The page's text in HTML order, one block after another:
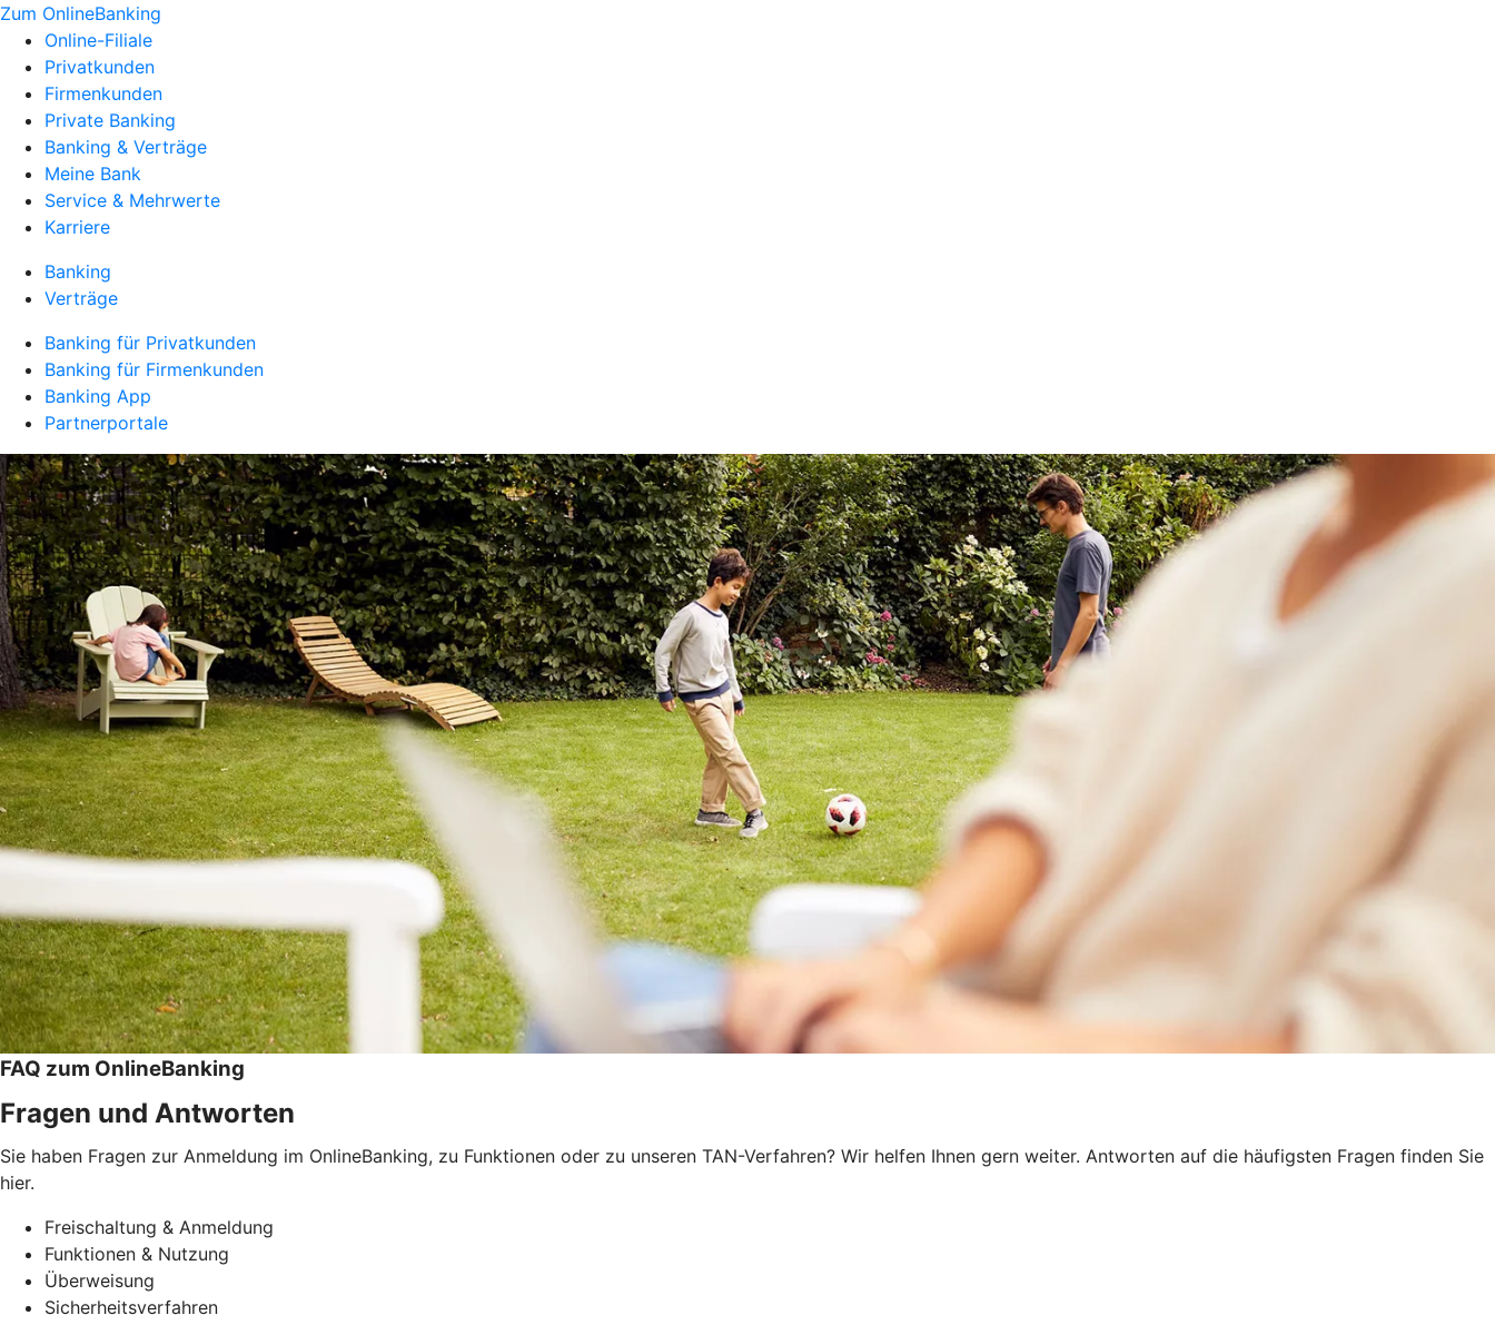
Zum OnlineBanking
Online-Filiale
Privatkunden
Firmenkunden
Private Banking
Banking & Verträge
Meine Bank
Service & Mehrwerte
Karriere
Banking
Verträge
Banking für Privatkunden
Banking für Firmenkunden
Banking App
Partnerportale
FAQ zum OnlineBanking
Fragen und Antworten
Sie haben Fragen zur Anmeldung im OnlineBanking, zu Funktionen oder zu unseren TAN-Verfahren? Wir helfen Ihnen gern weiter. Antworten auf die häufigsten Fragen finden Sie
hier.
Freischaltung & Anmeldung
Funktionen & Nutzung
Überweisung
Sicherheitsverfahren